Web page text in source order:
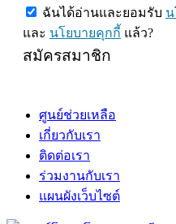
ฉันได้อ่านและยอมรับ
และ นโยบายคุกกี้ แล้ว?
สมัครสมาชิก
ศูนย์ช่วยเหลือ
เกี่ยวกับเรา
ติดต่อเรา
ร่วมงานกับเรา
แผนผังเว็บไซต์